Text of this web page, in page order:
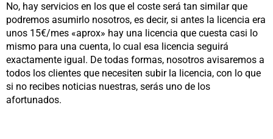
No, hay servicios en los que el coste será tan similar que
podremos asumirlo nosotros, es decir, si antes la licencia era
unos 15€/mes «aprox» hay una licencia que cuesta casi lo
mismo para una cuenta, lo cual esa licencia seguirá
exactamente igual. De todas formas, nosotros avisaremos a
todos los clientes que necesiten subir la licencia, con lo que
si no recibes noticias nuestras, serás uno de los
afortunados.